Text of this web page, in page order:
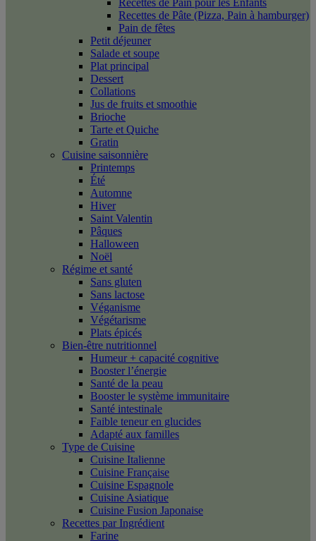
Recettes de Pain pour les Enfants
Recettes de Pâte (Pizza, Pain à hamburger)
Pain de fêtes
Petit déjeuner
Salade et soupe
Plat principal
Dessert
Collations
Jus de fruits et smoothie
Brioche
Tarte et Quiche
Gratin
Cuisine saisonnière
Printemps
Été
Automne
Hiver
Saint Valentin
Pâques
Halloween
Noël
Régime et santé
Sans gluten
Sans lactose
Véganisme
Végétarisme
Plats épicés
Bien-être nutritionnel
Humeur + capacité cognitive
Booster l’énergie
Santé de la peau
Booster le système immunitaire
Santé intestinale
Faible teneur en glucides
Adapté aux familles
Type de Cuisine
Cuisine Italienne
Cuisine Française
Cuisine Espagnole
Cuisine Asiatique
Cuisine Fusion Japonaise
Recettes par Ingrédient
Farine